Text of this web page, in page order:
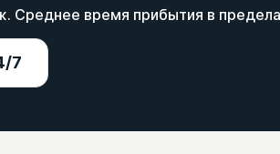
Среднее время прибытия в
7